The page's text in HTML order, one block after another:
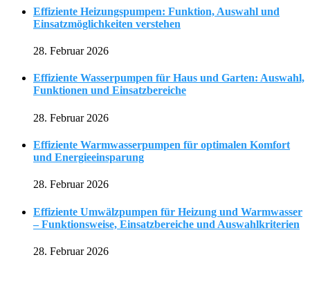
Effiziente Heizungspumpen: Funktion, Auswahl und
Einsatzmöglichkeiten verstehen
28. Februar 2026
Effiziente Wasserpumpen für Haus und Garten: Auswahl,
Funktionen und Einsatzbereiche
28. Februar 2026
Effiziente Warmwasserpumpen für optimalen Komfort
und Energieeinsparung
28. Februar 2026
Effiziente Umwälzpumpen für Heizung und Warmwasser
– Funktionsweise, Einsatzbereiche und Auswahlkriterien
28. Februar 2026